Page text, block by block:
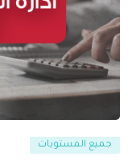
جميع المستويات